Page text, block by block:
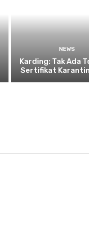
NEWS
Karding: Tak Ada
Sertifikat